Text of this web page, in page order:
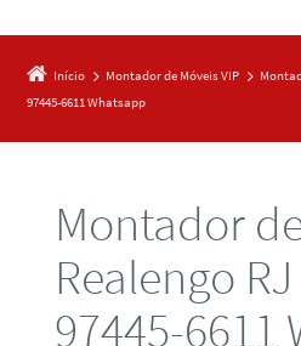
Início Montador de Móveis VIP
97445-6611 Whatsapp
Montador
Realengo
97445-6611